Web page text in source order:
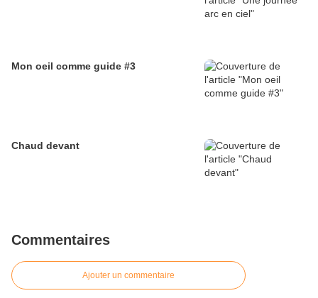
Mon oeil comme guide #3
Chaud devant
Commentaires
Ajouter un commentaire